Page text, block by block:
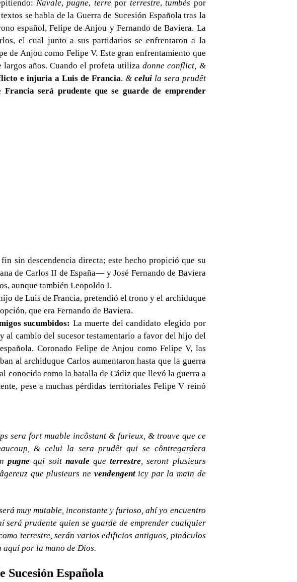
Navale,pugne, terrepor terrestre,tumbés por
se habla de la Guerra de Sucesión Española tras la
español, Felipe de Anjou y Fernando de Baviera. La
el cual junto a sus partidarios se enfrentaron a la
de Anjou como Felipe V. Este gran enfrentamiento que
largos años. Cuando el profeta utilizadonne conflict, &
e injuria a Luis de Francia. & celuila sera prudêt
Francia será prudente que se guarde de emprender
sin descendencia directa; este hecho propició que su
de Carlos II de España— y José Fernando de Baviera
aunque también Leopoldo I.
de Luis de Francia, pretendió el trono y el archiduque
que era Fernando de Baviera.
sucumbidos: La muerte del candidato elegido por
al cambio del sucesor testamentario a favor del hijo del
Coronado Felipe de Anjou como Felipe V, las
al archiduque Carlos aumentaron hasta que la guerra
conocida como la batalla de Cádiz que llevó la guerra a
pese a muchas pérdidas territoriales Felipe V reinó
sera fort muable incôstant & furieux, & trouve que ce
& celui la sera prudêt qui se côntregardera
pugne qui soit navale queterrestre, seront plusieurs
que plusieurs ne vendengenticy par la main de
muy mutable, inconstante y furioso, ahí yo encuentro
prudente quien se guarde de emprender cualquier
terrestre, serán varios edificios antiguos, pináculos
aquí por la mano de Dios.
Española